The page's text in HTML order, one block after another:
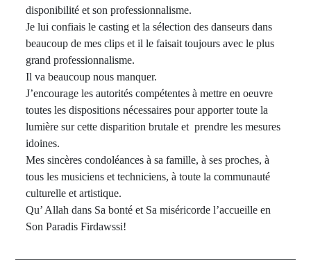
disponibilité et son professionnalisme.
Je lui confiais le casting et la sélection des danseurs dans
beaucoup de mes clips et il le faisait toujours avec le plus
grand professionnalisme.
Il va beaucoup nous manquer.
J’encourage les autorités compétentes à mettre en oeuvre
toutes les dispositions nécessaires pour apporter toute la
lumière sur cette disparition brutale et prendre les mesures
idoines.
Mes sincères condoléances à sa famille, à ses proches, à
tous les musiciens et techniciens, à toute la communauté
culturelle et artistique.
Qu’ Allah dans Sa bonté et Sa miséricorde l’accueille en
Son Paradis Firdawssi!